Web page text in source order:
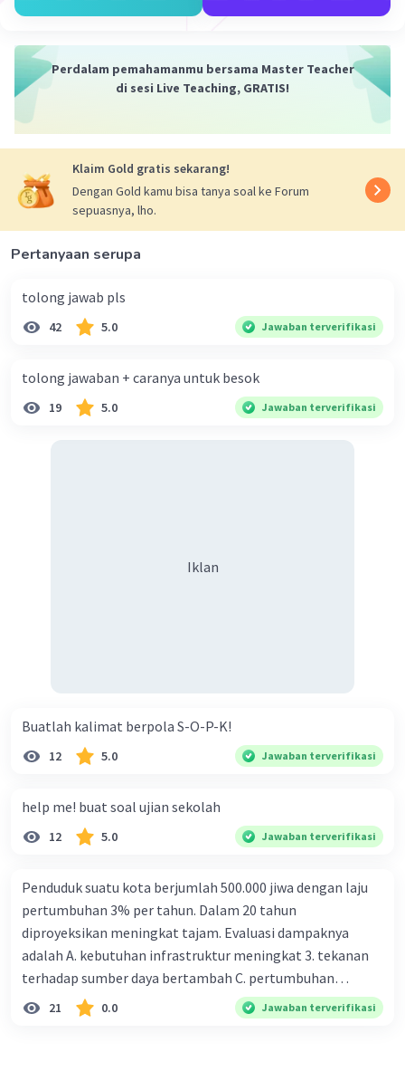
fungsi organ reproduksi yang berperan sebagai
Kelanjutannya di gambar ya kak :)
Perdalam pemahamanmu bersama Master Teacher
di sesi Live Teaching, GRATIS!
Klaim Gold gratis sekarang!
Dengan Gold kamu bisa tanya soal ke Forum
sepuasnya, lho.
Pertanyaan serupa
tolong jawab pls
42 5.0 Jawaban terverifikasi
tolong jawaban + caranya untuk besok
19 5.0 Jawaban terverifikasi
Iklan
Buatlah kalimat berpola S-O-P-K!
12 5.0 Jawaban terverifikasi
help me! buat soal ujian sekolah
12 5.0 Jawaban terverifikasi
Penduduk suatu kota berjumlah 500.000 jiwa dengan laju
pertumbuhan 3% per tahun. Dalam 20 tahun
diproyeksikan meningkat tajam. Evaluasi dampaknya
adalah A. kebutuhan infrastruktur meningkat 3. tekanan
terhadap sumber daya bertambah C. pertumbuhan
eksponensial berdampak jangka panjang D. tidak
memengaruhi tata ruang E. proyeksi penduduk penting
21 0.0 Jawaban terverifikasi